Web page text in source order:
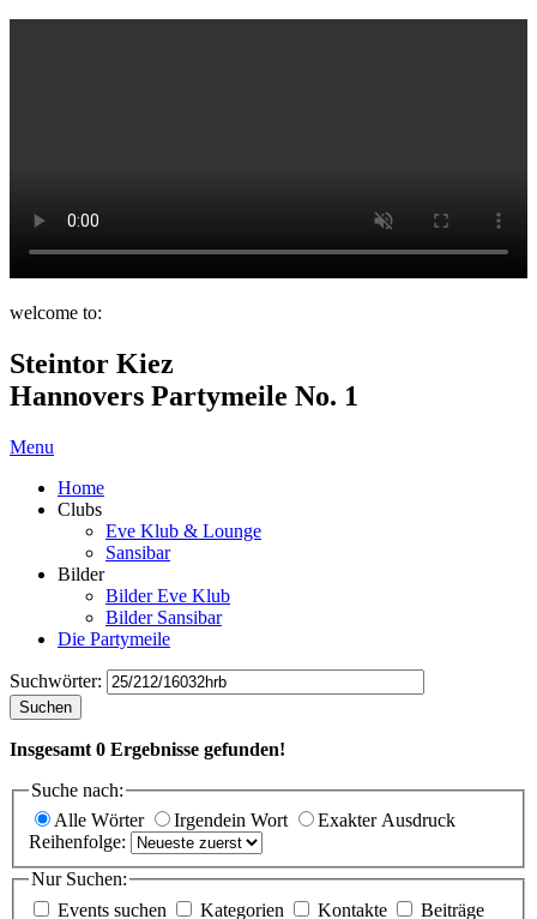
welcome to:
Steintor Kiez
Hannovers Partymeile No. 1
Menu
Home
Clubs
Eve Klub & Lounge
Sansibar
Bilder
Bilder Eve Klub
Bilder Sansibar
Die Partymeile
Suchwörter:
Suchen
Insgesamt 0 Ergebnisse gefunden!
Suche nach:
Alle Wörter
Irgendein Wort
Exakter Ausdruck
Reihenfolge:
Nur Suchen:
Events suchen
Kategorien Kontakte
Beiträge